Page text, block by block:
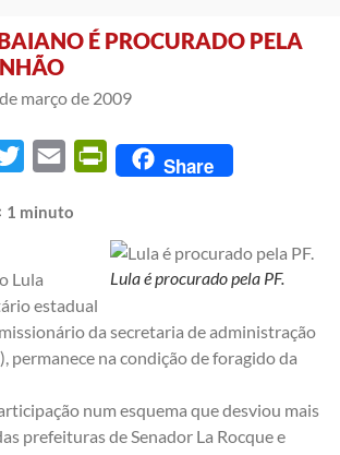
É PROCURADO PELA
março de 2009
Twitter Email PrintFriendly
Share
1 minuto
Lula é procurado pela PF.
Lula
estadual
da secretaria de administração
permanece na condição de foragido da
num esquema que desviou mais
prefeituras de Senador La Rocque e